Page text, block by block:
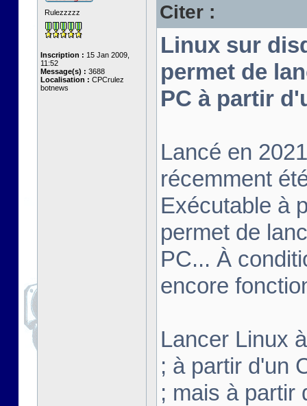
Rulezzzzz
Inscription : 15 Jan 2009,
11:52
Message(s) : 3688
Localisation : CPCrulez
botnews
Citer :
Linux sur
permet de
PC à partir
Lancé en
récemment
Exécutable à
permet de
PC... À
encore
Lancer Linux
; à partir d'un
; mais à partir